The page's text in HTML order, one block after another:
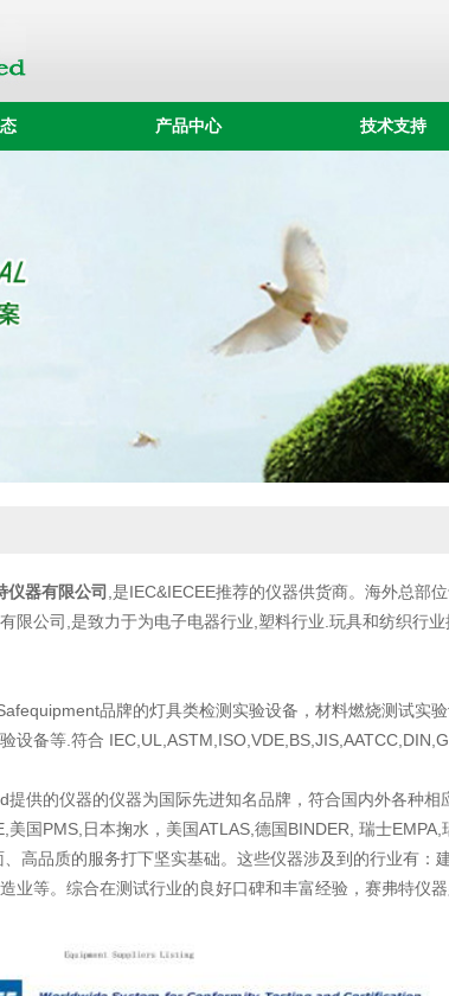
产品中心 技术支持
器有限公司 ,是IEC&IECEE推荐的仪器供货商。海外总部
限公司,是致力于为电子电器行业,塑料行业.玩具和纺织行
品牌的灯具类检测实验设备，材料燃烧测试实
设备等.符合
的仪器的仪器为国际先进知名品牌，符合国内外各种相
美国PMS,日本掬水，美国ATLAS,德国BINDER, 瑞士
高品质的服务打下坚实基础。这些仪器涉及到的行业有：
业等。综合在测试行业的良好口碑和丰富经验，赛弗特仪